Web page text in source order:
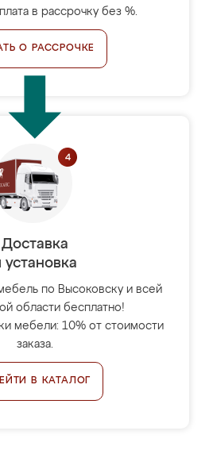
в рассрочку без %.
О РАССРОЧКЕ
Доставка
установка
по Высоковску и всей
области бесплатно!
мебели: 10% от стоимости
заказа.
В КАТАЛОГ